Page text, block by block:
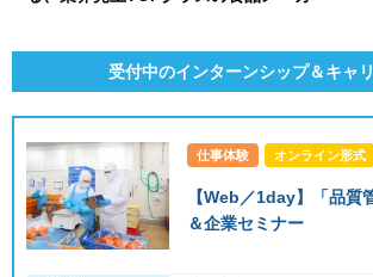
受付中のインターンシップ＆キャ
仕事体験 オンライン形式
【Web／1day】「品質
＆企業セミナー